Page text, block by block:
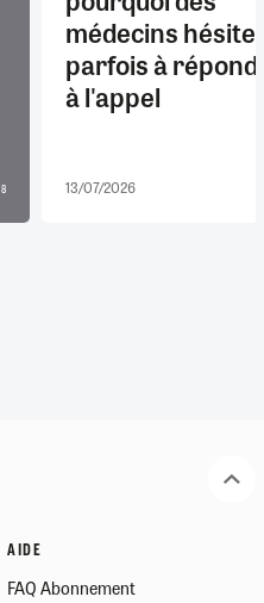
8
médecins
parfois à
à l'appel
13/07/2026
AIDE
FAQ Abonnement